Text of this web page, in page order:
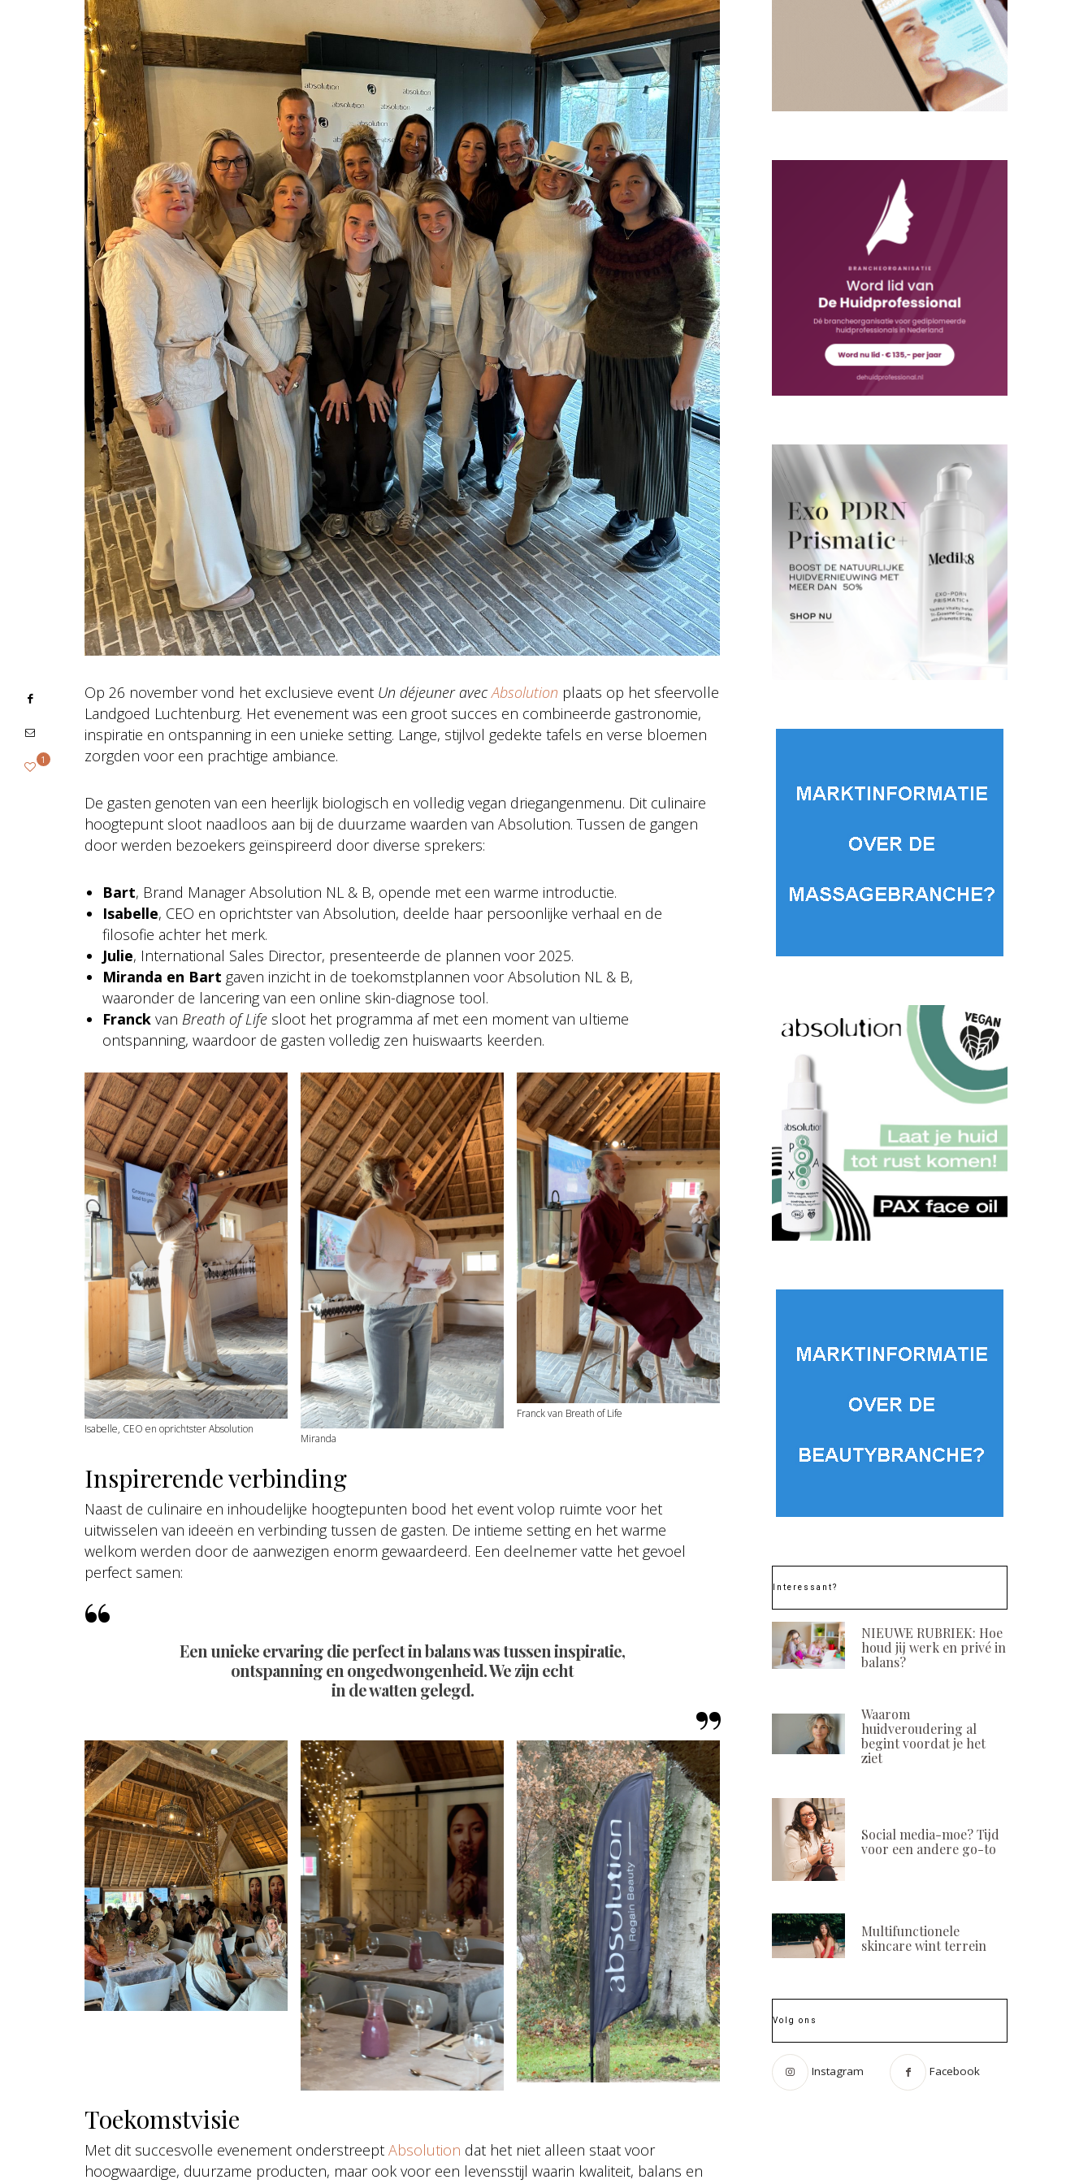
Op 26 november vond het exclusieve event Un déjeuner avecAbsolution plaats op het sfeervolle
Landgoed Luchtenburg. Het evenement was een groot succes en combineerde gastronomie,
inspiratie en ontspanning in een unieke setting. Lange, stijlvol gedekte tafels en verse bloemen
zorgden voor een prachtige ambiance.
De gasten genoten van een heerlijk biologisch en volledig vegan driegangenmenu. Dit culinaire
hoogtepunt sloot naadloos aan bij de duurzame waarden van Absolution. Tussen de gangen
door werden bezoekers geïnspireerd door diverse sprekers:
Bart, Brand Manager Absolution NL & B, opende met een warme introductie.
Isabelle, CEO en oprichtster van Absolution, deelde haar persoonlijke verhaal en de
filosofie achter het merk.
Julie, International Sales Director, presenteerde de plannen voor 2025.
Miranda en Bart gaven inzicht in de toekomstplannen voor Absolution NL & B,
waaronder de lancering van een online skin-diagnose tool.
Franckvan Breath of Lifesloot het programma af met een moment van ultieme
ontspanning, waardoor de gasten volledig zen huiswaarts keerden.
Isabelle, CEO en oprichtster Absolution
Miranda
Franck van Breath of Life
Inspirerende verbinding
Naast de culinaire en inhoudelijke hoogtepunten bood het event volop ruimte voor het
uitwisselen van ideeën en verbinding tussen de gasten. De intieme setting en het warme
welkom werden door de aanwezigen enorm gewaardeerd. Een deelnemer vatte het gevoel
perfect samen:
Een unieke ervaring die perfect in balans was tussen inspiratie,
ontspanning en ongedwongenheid. We zijn echt
in de watten gelegd.
Toekomstvisie
Met dit succesvolle evenement onderstreept Absolution dat het niet alleen staat voor
hoogwaardige, duurzame producten, maar ook voor een levensstijl waarin kwaliteit, balans en
1
Interessant?
NIEUWE RUBRIEK: Hoe
houd jij werk en privé in
balans?
Waarom
huidveroudering al
begint voordat je het
ziet
Social media-moe? Tijd
voor een andere go-to
Multifunctionele
skincare wint terrein
Volg ons
Instagram Facebook